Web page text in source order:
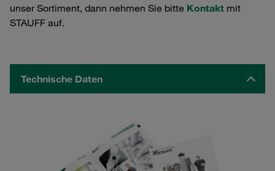
unser Sortiment, dann nehmen Sie bitte Kontakt mit
STAUFF auf.
Technische Daten